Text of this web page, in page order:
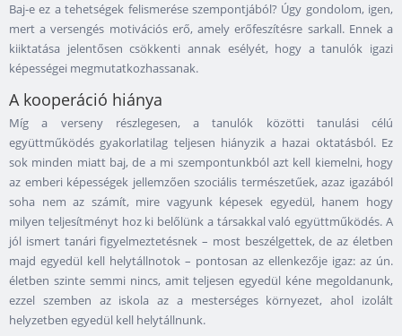
Baj-e ez a tehetségek felismerése szempontjából? Úgy gondolom, igen,
mert a versengés motivációs erő, amely erőfeszítésre sarkall. Ennek a
kiiktatása jelentősen csökkenti annak esélyét, hogy a tanulók igazi
képességei megmutatkozhassanak.
A kooperáció hiánya
Míg a verseny részlegesen, a tanulók közötti tanulási célú
együttműködés gyakorlatilag teljesen hiányzik a hazai oktatásból. Ez
sok minden miatt baj, de a mi szempontunkból azt kell kiemelni, hogy
az emberi képességek jellemzően szociális természetűek, azaz igazából
soha nem az számít, mire vagyunk képesek egyedül, hanem hogy
milyen teljesítményt hoz ki belőlünk a társakkal való együttműködés. A
jól ismert tanári figyelmeztetésnek – most beszélgettek, de az életben
majd egyedül kell helytállnotok – pontosan az ellenkezője igaz: az ún.
életben szinte semmi nincs, amit teljesen egyedül kéne megoldanunk,
ezzel szemben az iskola az a mesterséges környezet, ahol izolált
helyzetben egyedül kell helytállnunk.